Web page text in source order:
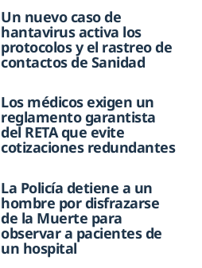
Un nuevo caso de
hantavirus activa los
protocolos y el rastreo de
contactos de Sanidad
Los médicos exigen un
reglamento garantista
del RETA que evite
cotizaciones redundantes
La Policía detiene a un
hombre por disfrazarse
de la Muerte para
observar a pacientes de
un hospital